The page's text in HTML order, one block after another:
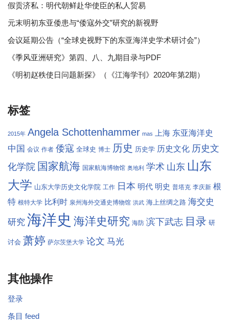
假贡济私：明代朝鲜赴华使臣的私人贸易
元末明初东亚倭患与“倭寇外交”研究的新视野
会议延期公告（“全球史视野下的东亚海洋史学术研讨会”）
《季风亚洲研究》第四、八、九期目录与PDF
《明初赵秩使日问题新探》（《江海学刊》2020年第2期）
标签
2015年 Angela Schottenhammer mas 上海 东亚海洋史
中国 会议 作者 倭寇 全球史 博士 历史 历史学 历史文化 历史文
化学院 国家航海 国家航海博物馆 奥地利 学术 山东 山东
大学 山东大学历史文化学院 工作 日本 明代 明史 普塔克 李庆新 根
特 根特大学 比利时 泉州海外交通史博物馆 洪武 海上丝绸之路 海交史
研究 海洋史 海洋史研究 海防 滨下武志 目录 研
讨会 萧婷 萨尔茨堡大学 论文 马光
其他操作
登录
条目 feed